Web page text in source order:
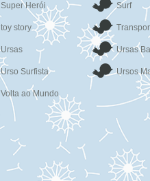
Super Herói Surf
toy story
Ursas Ursas
Urso Surfista Ursos
Volta ao Mundo